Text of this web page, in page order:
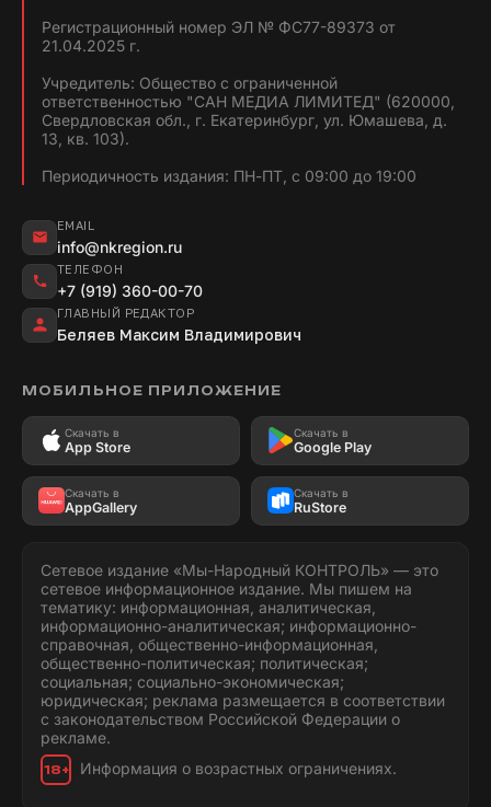
Регистрационный номер ЭЛ № ФС77-89373 от
21.04.2025 г.
Учредитель: Общество с ограниченной
ответственностью "САН МЕДИА ЛИМИТЕД" (620000,
Свердловская обл., г. Екатеринбург, ул. Юмашева, д.
13, кв. 103).
Периодичность издания: ПН-ПТ, с 09:00 до 19:00
EMAIL
info@nkregion.ru
ТЕЛЕФОН
+7 (919) 360-00-70
ГЛАВНЫЙ РЕДАКТОР
Беляев Максим Владимирович
МОБИЛЬНОЕ ПРИЛОЖЕНИЕ
Скачать в
App Store
Скачать в
Google Play
Скачать в
AppGallery
Скачать в
RuStore
Сетевое издание «Мы-Народный КОНТРОЛЬ» — это
сетевое информационное издание. Мы пишем на
тематику: информационная, аналитическая,
информационно-аналитическая; информационно-
справочная, общественно-информационная,
общественно-политическая; политическая;
социальная; социально-экономическая;
юридическая; реклама размещается в соответствии
с законодательством Российской Федерации о
рекламе.
18+ Информация о возрастных ограничениях.